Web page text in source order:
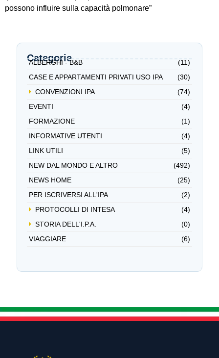
possono influire sulla capacità polmonare”
Categorie
ALBERGHI - B&B
(11)
CASE E APPARTAMENTI PRIVATI USO IPA
(30)
CONVENZIONI IPA
(74)
EVENTI
(4)
FORMAZIONE
(1)
INFORMATIVE UTENTI
(4)
LINK UTILI
(5)
NEW DAL MONDO E ALTRO
(492)
NEWS HOME
(25)
PER ISCRIVERSI ALL'IPA
(2)
PROTOCOLLI DI INTESA
(4)
STORIA DELL'I.P.A.
(0)
VIAGGIARE
(6)